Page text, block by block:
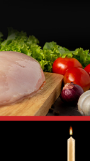
עוברת
לפרוסות דקות
על טריות
בקר מעושן,
מידת העשייה
הופכים
האון ליין של
המפנק הזה